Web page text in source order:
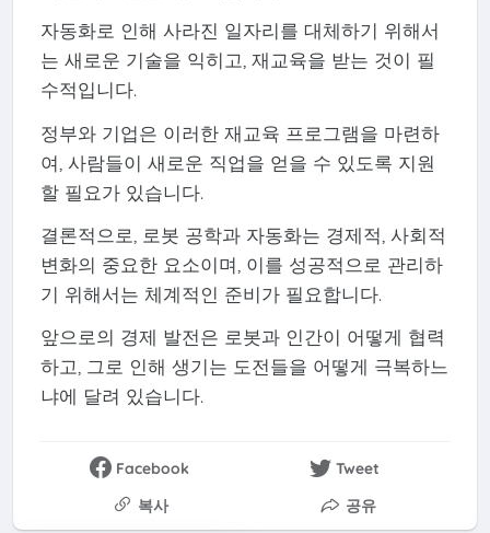
자동화로 인해 사라진 일자리를 대체하기 위해서
는 새로운 기술을 익히고, 재교육을 받는 것이 필
수적입니다.
정부와 기업은 이러한 재교육 프로그램을 마련하
여, 사람들이 새로운 직업을 얻을 수 있도록 지원
할 필요가 있습니다.
결론적으로, 로봇 공학과 자동화는 경제적, 사회적
변화의 중요한 요소이며, 이를 성공적으로 관리하
기 위해서는 체계적인 준비가 필요합니다.
앞으로의 경제 발전은 로봇과 인간이 어떻게 협력
하고, 그로 인해 생기는 도전들을 어떻게 극복하느
냐에 달려 있습니다.
Facebook
Tweet
복사
공유